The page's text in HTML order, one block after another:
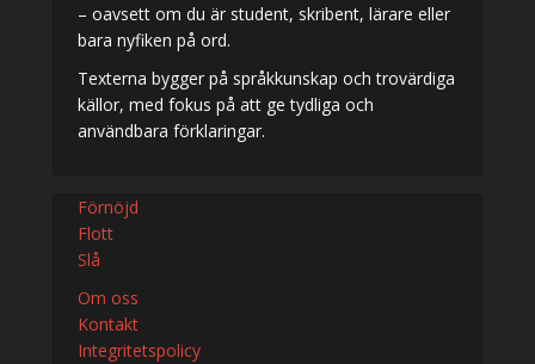
– oavsett om du är student, skribent, lärare eller
bara nyfiken på ord.
Texterna bygger på språkkunskap och trovärdiga
källor, med fokus på att ge tydliga och
användbara förklaringar.
Förnöjd
Flott
Slå
Om oss
Kontakt
Integritetspolicy